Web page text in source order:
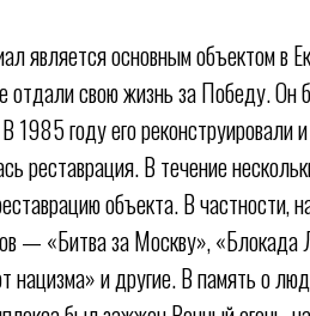
является основным объектом в
отдали свою жизнь за Победу. Он
году его реконструировали
реставрация. В течение
объекта. В частности,
— «Битва за Москву», «Блокада
нацизма» и другие. В память о